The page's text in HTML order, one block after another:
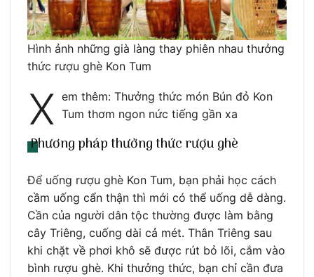
Hình ảnh những già làng thay phiên nhau thưởng
thức rượu ghè Kon Tum
X em thêm: Thưởng thức món Bún đỏ Kon
Tum thơm ngon nức tiếng gần xa
Phương pháp thưởng thức rượu ghè
Để uống rượu ghè Kon Tum, bạn phải học cách
cầm uống cẩn thận thì mới có thể uống dễ dàng.
Cần của người dân tộc thường được làm bằng
cây Triêng, cuống dài cả mét. Thân Triêng sau
khi chặt về phơi khô sẽ được rút bỏ lõi, cắm vào
bình rượu ghè. Khi thưởng thức, bạn chỉ cần đưa